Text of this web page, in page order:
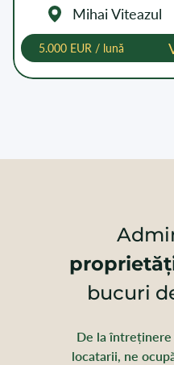
Mihai Viteazul
5.000 EUR / lună
bucuri
De la
locatarii, ne